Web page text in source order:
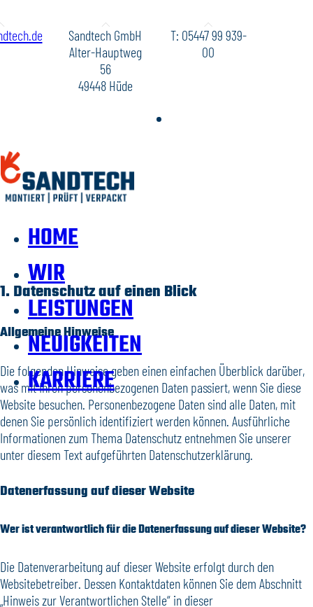
Sandtech GmbH
Alter-Hauptweg
56
49448 Hüde
T: 05447 99 939-
00
HOME
WIR
LEISTUNGEN
NEUIGKEITEN
KARRIERE
1. Datenschutz auf einen Blick
Allgemeine Hinweise
Die folgenden Hinweise geben einen einfachen Überblick darüber,
was mit Ihren personenbezogenen Daten passiert, wenn Sie diese
Website besuchen. Personenbezogene Daten sind alle Daten, mit
denen Sie persönlich identifiziert werden können. Ausführliche
Informationen zum Thema Datenschutz entnehmen Sie unserer
unter diesem Text aufgeführten Datenschutzerklärung.
Datenerfassung auf dieser Website
Wer ist verantwortlich für die Datenerfassung auf dieser Website?
Die Datenverarbeitung auf dieser Website erfolgt durch den
Websitebetreiber. Dessen Kontaktdaten können Sie dem Abschnitt
„Hinweis zur Verantwortlichen Stelle“ in dieser